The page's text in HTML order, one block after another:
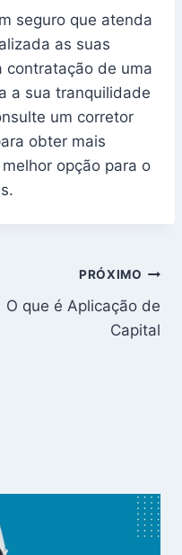
seguro que atenda
as suas
contratação de uma
a sua tranquilidade
um corretor
obter mais
opção para o
PRÓXIMO
O que é Aplicação de
Capital